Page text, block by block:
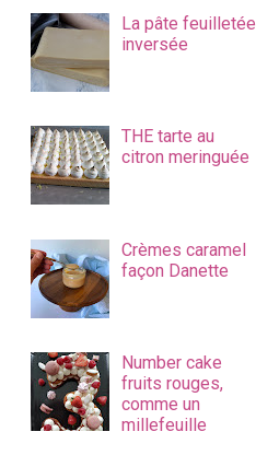
La pâte feuilletée
inversée
THE tarte au
citron meringuée
Crèmes caramel
façon Danette
Number cake
fruits rouges,
comme un
millefeuille